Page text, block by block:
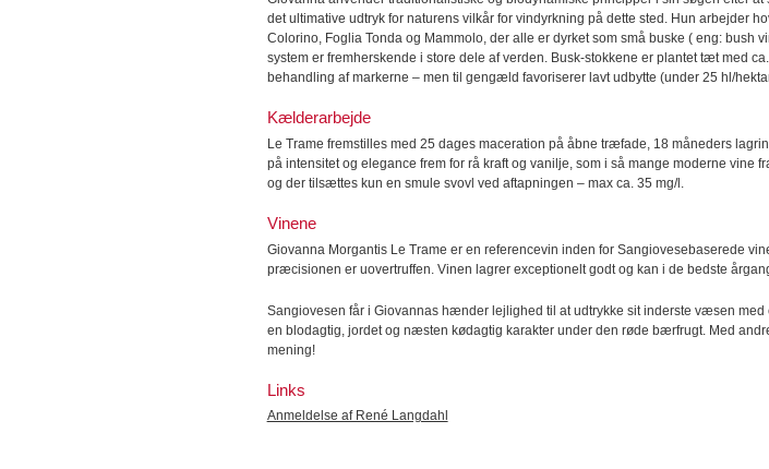
det ultimative udtryk for naturens vilkår for vindyrkning på dette sted. Hun arbejder
Colorino, Foglia Tonda og Mammolo, der alle er dyrket som små buske ( eng: bush
system er fremherskende i store dele af verden. Busk-stokkene er plantet tæt med
behandling af markerne – men til gengæld favoriserer lavt udbytte (under 25 hl/
Kælderarbejde
Le Trame fremstilles med 25 dages maceration på åbne træfade, 18 måneders
på intensitet og elegance frem for rå kraft og vanilje, som i så mange moderne vine
og der tilsættes kun en smule svovl ved aftapningen – max ca. 35 mg/l.
Vinene
Giovanna Morgantis Le Trame er en referencevin inden for Sangiovesebaserede
præcisionen er uovertruffen. Vinen lagrer exceptionelt godt og kan i de bedste
Sangiovesen får i Giovannas hænder lejlighed til at udtrykke sit inderste væsen
en blodagtig, jordet og næsten kødagtig karakter under den røde bærfrugt. Med
mening!
Links
Anmeldelse af René Langdahl